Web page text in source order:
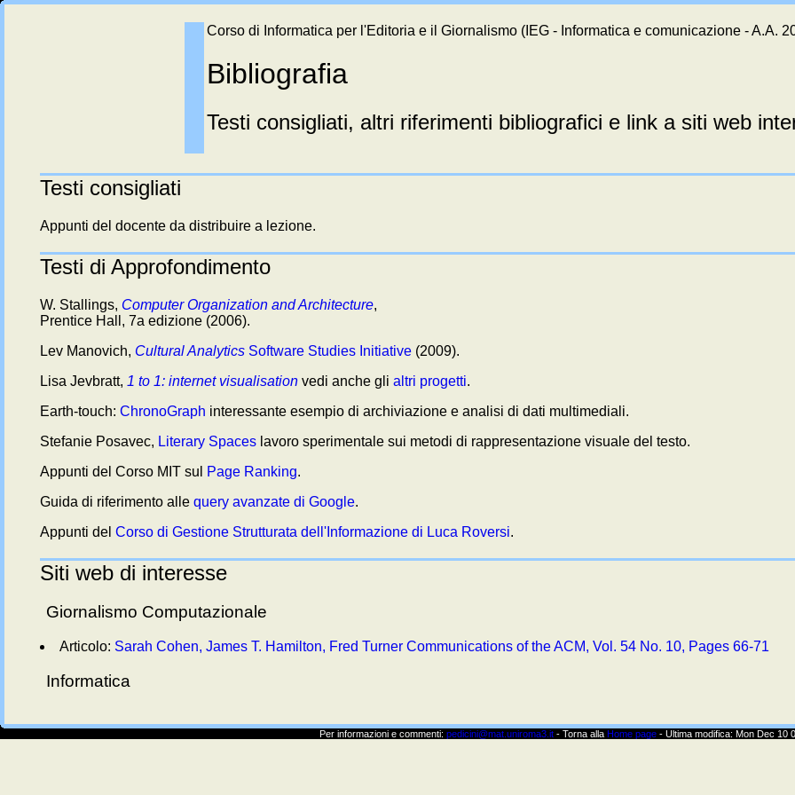
Corso di Informatica per l'Editoria e il Giornalismo (IEG - Informatica e comunicazione - A.A.
Bibliografia
Testi consigliati, altri riferimenti bibliografici e link a siti web
Testi consigliati
Appunti del docente da distribuire a lezione.
Testi di Approfondimento
W. Stallings, Computer Organization and Architecture,
Prentice Hall, 7a edizione (2006).
Lev Manovich, Cultural Analytics Software Studies Initiative (2009).
Lisa Jevbratt, 1 to 1: internet visualisation vedi anche gli altri progetti.
Earth-touch: ChronoGraph interessante esempio di archiviazione e analisi di dati multimediali.
Stefanie Posavec, Literary Spaces lavoro sperimentale sui metodi di rappresentazione visuale del testo.
Appunti del Corso MIT sul
Page Ranking.
Guida di riferimento alle query avanzate di Google.
Appunti del Corso di Gestione Strutturata dell'Informazione di Luca Roversi.
Siti web di interesse
Giornalismo Computazionale
Articolo: Sarah Cohen, James T. Hamilton, Fred Turner Communications of the ACM, Vol. 54 No. 10, Pages 66-71
Informatica
Per informazioni e commenti: pedicini@mat.uniroma3.it- Torna alla Home page- Ultima modifica: Mon Dec 10